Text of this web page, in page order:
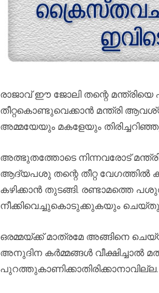
രാജാവ് ഈ ജോലി തന്റെ
തീറ്റകൊണ്ടുവെക്കാന്‍ മന്ത്രി
അമ്മയേയും മകളേയും
അത്ഭുതത്തോടെ നിന്നവരോട്
ആദ്യപശു തന്റെ തീറ്റ വേഗത്തില്‍
കഴിക്കാന്‍ തുടങ്ങി. രണ്ടാമത്തെ
നീക്കിവെച്ചുകൊടുക്കുകയും
ഒരമ്മയ്ക്ക് മാത്രമേ അങ്ങിനെ
അനുദിന കര്‍മ്മങ്ങള്‍ വീക്ഷിച്ചാല്‍
പുറത്തുകാണിക്കാതിരിക്കാനാവില്ല.